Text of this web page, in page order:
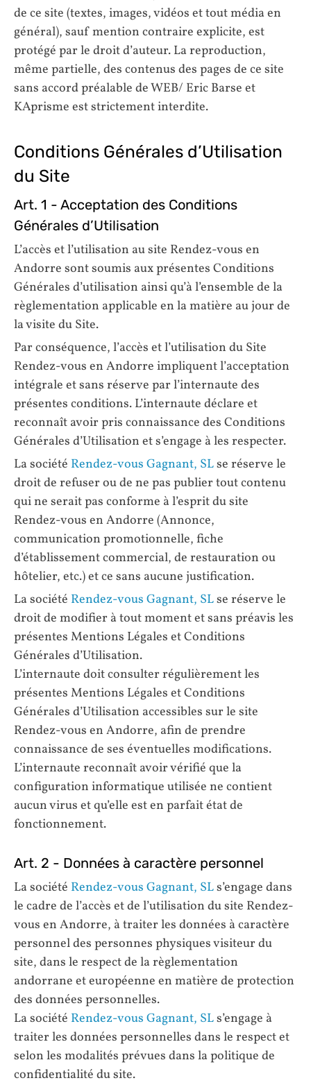
de ce site (textes, images, vidéos et tout média en
général), sauf mention contraire explicite, est
protégé par le droit d’auteur. La reproduction,
même partielle, des contenus des pages de ce site
sans accord préalable de WEB/ Eric Barse et
KAprisme est strictement interdite.
Conditions Générales d’Utilisation
du Site
Art. 1 - Acceptation des Conditions
Générales d’Utilisation
L’accès et l’utilisation au site Rendez-vous en
Andorre sont soumis aux présentes Conditions
Générales d’utilisation ainsi qu’à l’ensemble de la
règlementation applicable en la matière au jour de
la visite du Site.
Par conséquence, l’accès et l’utilisation du Site
Rendez-vous en Andorre impliquent l’acceptation
intégrale et sans réserve par l’internaute des
présentes conditions. L’internaute déclare et
reconnaît avoir pris connaissance des Conditions
Générales d’Utilisation et s’engage à les respecter.
La société Rendez-vous Gagnant, SLse réserve le
droit de refuser ou de ne pas publier tout contenu
qui ne serait pas conforme à l’esprit du site
Rendez-vous en Andorre (Annonce,
communication promotionnelle, fiche
d’établissement commercial, de restauration ou
hôtelier, etc.) et ce sans aucune justification.
La société Rendez-vous Gagnant, SLse réserve le
droit de modifier à tout moment et sans préavis les
présentes Mentions Légales et Conditions
Générales d’Utilisation.
L’internaute doit consulter régulièrement les
présentes Mentions Légales et Conditions
Générales d’Utilisation accessibles sur le site
Rendez-vous en Andorre, afin de prendre
connaissance de ses éventuelles modifications.
L’internaute reconnaît avoir vérifié que la
configuration informatique utilisée ne contient
aucun virus et qu’elle est en parfait état de
fonctionnement.
Art. 2 - Données à caractère personnel
La société Rendez-vous Gagnant, SLs’engage dans
le cadre de l’accès et de l’utilisation du site Rendez-
vous en Andorre, à traiter les données à caractère
personnel des personnes physiques visiteur du
site, dans le respect de la règlementation
andorrane et européenne en matière de protection
des données personnelles.
La société Rendez-vous Gagnant, SLs’engage à
traiter les données personnelles dans le respect et
selon les modalités prévues dans la politique de
confidentialité du site.